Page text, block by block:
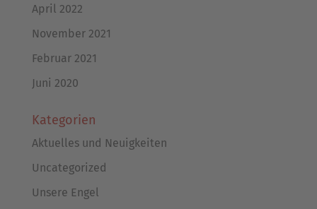
April 2022
November 2021
Februar 2021
Juni 2020
Kategorien
Aktuelles und Neuigkeiten
Uncategorized
Unsere Engel